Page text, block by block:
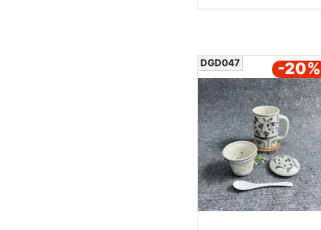
DGD047 -20%